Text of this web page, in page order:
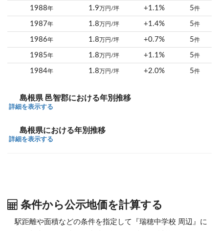
1988年 1.9 万円/坪 +1.1% 5件
1987年 1.8 万円/坪 +1.4% 5件
1986年 1.8 万円/坪 +0.7% 5件
1985年 1.8 万円/坪 +1.1% 5件
1984年 1.8 万円/坪 +2.0% 5件
島根県 邑智郡における年別推移
詳細を表示する
島根県における年別推移
詳細を表示する
条件から公示地価を計算する
駅距離や面積などの条件を指定して『瑞穂中学校 周辺』に